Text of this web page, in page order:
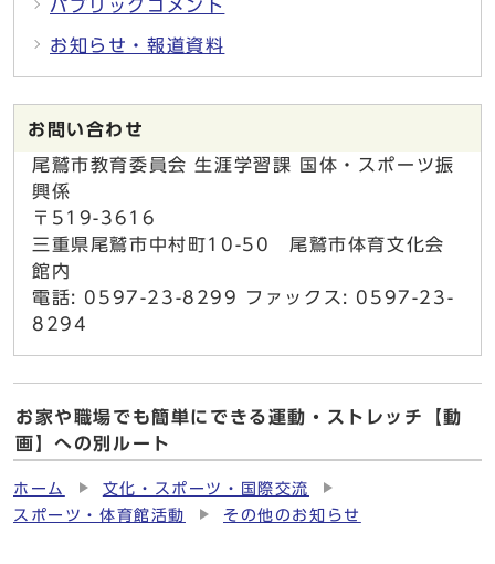
パブリックコメント
お知らせ・報道資料
お問い合わせ
尾鷲市教育委員会 生涯学習課 国体・スポーツ振
興係
〒519-3616
三重県尾鷲市中村町10-50 尾鷲市体育文化会
館内
電話: 0597-23-8299 ファックス: 0597-23-
8294
お家や職場でも簡単にできる運動・ストレッチ【動
画】への別ルート
ホーム
文化・スポーツ・国際交流
スポーツ・体育館活動
その他のお知らせ